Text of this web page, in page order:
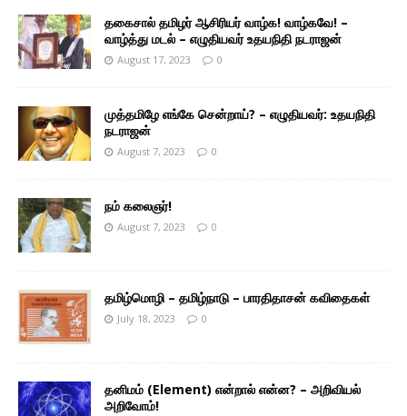
தகைசால் தமிழர் ஆசிரியர் வாழ்க! வாழ்கவே! –
வாழ்த்து மடல் – எழுதியவர் உதயநிதி நடராஜன்
August 17, 2023 0
முத்தமிழே எங்கே சென்றாய்? – எழுதியவர்: உதயநிதி
நடராஜன்
August 7, 2023 0
நம் கலைஞர்!
August 7, 2023 0
தமிழ்மொழி – தமிழ்நாடு – பாரதிதாசன் கவிதைகள்
July 18, 2023 0
தனிமம் (Element) என்றால் என்ன? – அறிவியல்
அறிவோம்!